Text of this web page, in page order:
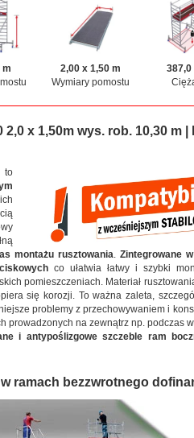
m
2,00 x 1,50 m
Wymiary pomostu
387,0
x 1,50m wys. rob. 10,30 m |
montażu rusztowania. Zintegrowane
co ułatwia łatwy i szybki
pomieszczeniach. Materiał
się korozji. To ważna zaleta,
problemy z przechowywaniem i
prowadzonych na zewnątrz np. podczas
i antypoślizgowe szczeble ram
ramach bezzwrotnego